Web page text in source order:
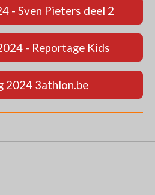
- Sven Pieters deel 2
- Reportage Kids
2024 3athlon.be